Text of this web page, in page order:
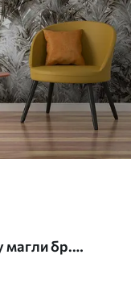
магли бр.